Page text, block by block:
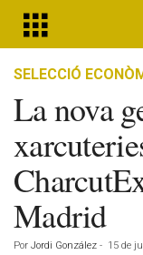
SELECCIÓ
La nova
Madrid
Por Jordi González - 15 de